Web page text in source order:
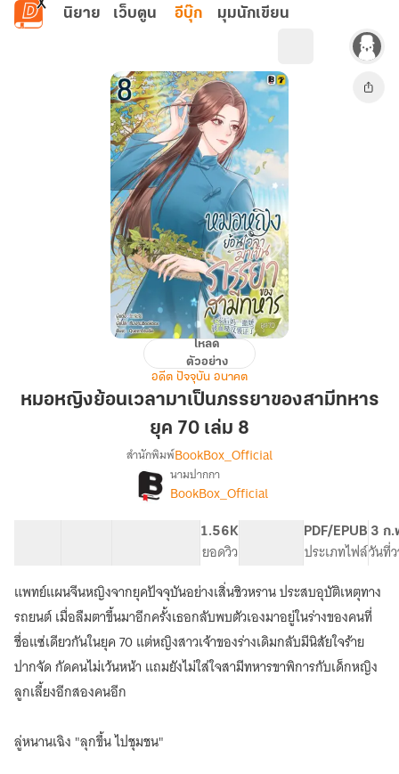
ข้ามไปยังเนื้อหาหลัก
นิยาย เว็บตูน อีบุ๊ก มุมนักเขียน
ย้อน
เป็น
ภรรยา
สามี
ยุค
70
เล่ม
8
โหลด
ตัวอย่าง
อดีต ปัจจุบัน อนาคต
หมอหญิงย้อนเวลามาเป็นภรรยาของสามีทหาร
ยุค 70 เล่ม 8
เรื่อง[จบ]หมอ
หญิง
ย้อน
เวลา
มา
เป็น
ภรรยา
ของ
สามี
ทหาร
ยุค
70
สำนักพิมพ์BookBox_Official
นามปากกา
BookBox_Official
1.56K
ยอดวิว
PDF/EPUB
ประเภทไฟล์
3 ก.
วันที่
แพทย์แผนจีนหญิงจากยุคปัจจุบันอย่างเสิ่นชิวหราน ประสบอุบัติเหตุทาง
รถยนต์ เมื่อลืมตาขึ้นมาอีกครั้งเธอกลับพบตัวเองมาอยู่ในร่างของคนที่
ชื่อแซ่เดียวกันในยุค 70 แต่หญิงสาวเจ้าของร่างเดิมกลับมีนิสัยใจร้าย
ปากจัด กัดคนไม่เว้นหน้า แถมยังไม่ใส่ใจสามีทหารขาพิการกับเด็กหญิง
ลูกเลี้ยงอีกสองคนอีก
ลู่หนานเฉิง "ลุกขึ้น ไปชุมชน"